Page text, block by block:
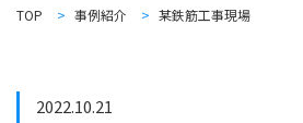
TOP > 事例紹介 > 某鉄筋工事現場
2022.10.21